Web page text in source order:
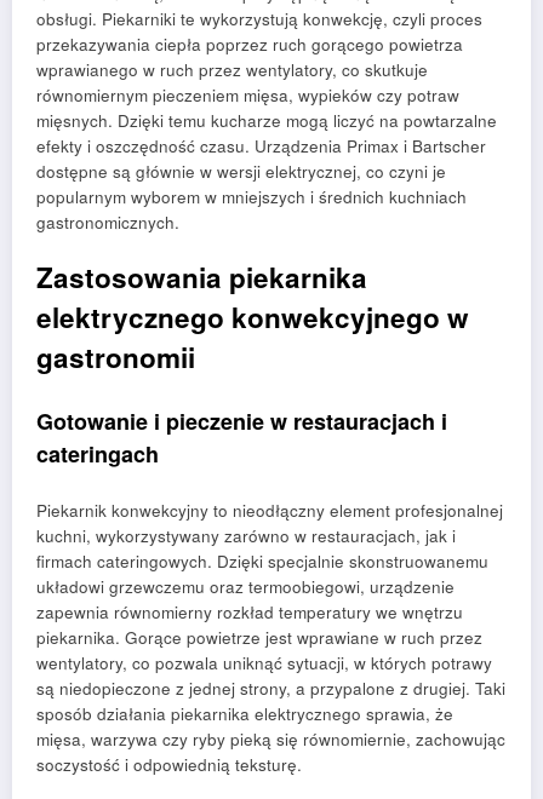
obsługi. Piekarniki te wykorzystują konwekcję, czyli proces
przekazywania ciepła poprzez ruch gorącego powietrza
wprawianego w ruch przez wentylatory, co skutkuje
równomiernym pieczeniem mięsa, wypieków czy potraw
mięsnych. Dzięki temu kucharze mogą liczyć na powtarzalne
efekty i oszczędność czasu. Urządzenia Primax i Bartscher
dostępne są głównie w wersji elektrycznej, co czyni je
popularnym wyborem w mniejszych i średnich kuchniach
gastronomicznych.
Zastosowania piekarnika
elektrycznego konwekcyjnego w
gastronomii
Gotowanie i pieczenie w restauracjach i
cateringach
Piekarnik konwekcyjny to nieodłączny element profesjonalnej
kuchni, wykorzystywany zarówno w restauracjach, jak i
firmach cateringowych. Dzięki specjalnie skonstruowanemu
układowi grzewczemu oraz termoobiegowi, urządzenie
zapewnia równomierny rozkład temperatury we wnętrzu
piekarnika. Gorące powietrze jest wprawiane w ruch przez
wentylatory, co pozwala uniknąć sytuacji, w których potrawy
są niedopieczone z jednej strony, a przypalone z drugiej. Taki
sposób działania piekarnika elektrycznego sprawia, że
mięsa, warzywa czy ryby pieką się równomiernie, zachowując
soczystość i odpowiednią teksturę.